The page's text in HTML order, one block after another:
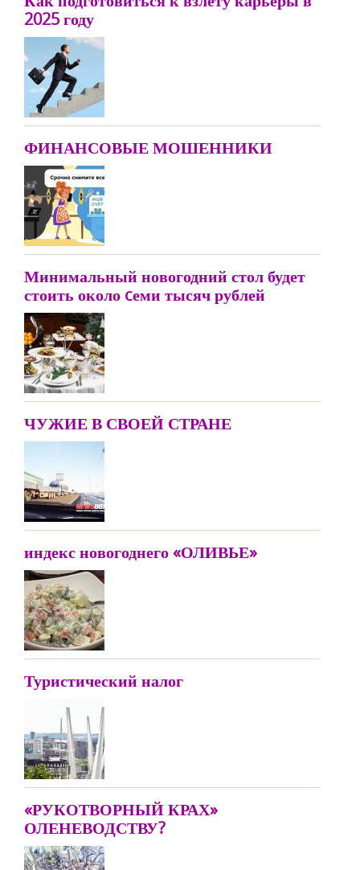
2025 году
ФИНАНСОВЫЕ МОШЕННИКИ
Минимальный новогодний стол будет
стоить около cеми тысяч рублей
ЧУЖИЕ В СВОЕЙ СТРАНЕ
индекс новогоднего «ОЛИВЬЕ»
Туристический налог
«РУКОТВОРНЫЙ КРАХ»
ОЛЕНЕВОДСТВУ?